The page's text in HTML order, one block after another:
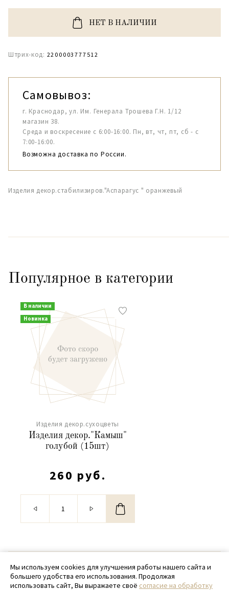
НЕТ В НАЛИЧИИ
Штрих-код: 2200003777512
Самовывоз:
г. Краснодар, ул. Им. Генерала Трошева Г.Н. 1/12
магазин 38.
Среда и воскресение с 6:00-16:00. Пн, вт, чт, пт, сб - с
7:00-16:00.
Возможна доставка по России.
Изделия декор.стабилизиров."Аспарагус " оранжевый
Популярное в категории
В наличии
Новинка
Изделия декор.сухоцветы
Изделия декор."Камыш"
голубой (15шт)
260 руб.
© 2020 - 2026 SamPack
+ 7 (918) 699-97-87
Мы используем cookies для улучшения работы нашего сайта и
большего удобства его использования. Продолжая
использовать сайт, Вы выражаете своё согласие на обработку